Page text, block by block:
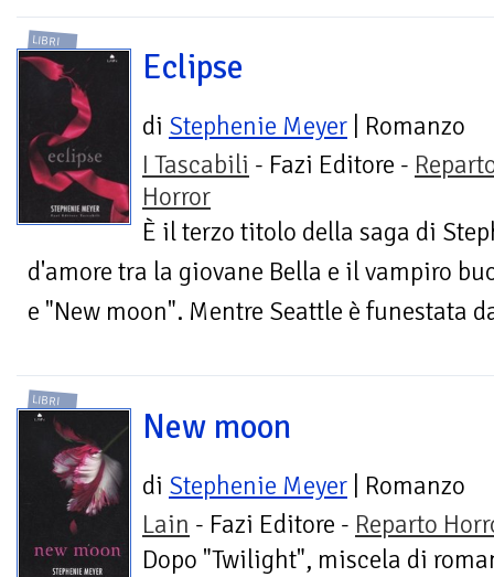
LIBRI
Eclipse
di Stephenie Meyer | Romanzo
I Tascabili - Fazi Editore -
Horror
È il terzo titolo della saga di
d'amore tra la giovane Bella e il vampiro
e "New moon". Mentre Seattle è funestata
LIBRI
New moon
di Stephenie Meyer | Romanzo
Lain - Fazi Editore - Reparto
Dopo "Twilight", miscela di